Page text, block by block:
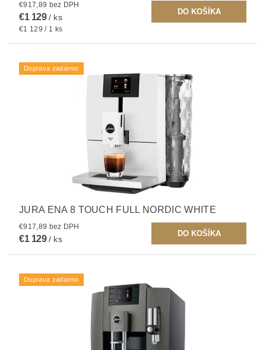
€917,89 bez DPH
€1 129/ ks
€1 129 / 1 ks
Doprava zadarmo
JURA ENA 8 TOUCH FULL NORDIC WHITE
€917,89 bez DPH
€1 129/ ks
Doprava zadarmo